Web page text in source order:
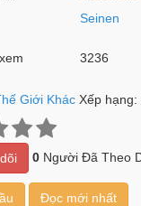
Seinen
3236
Giới Khác Xếp hạng:
0Người Đã Theo
Đọc mới nhất